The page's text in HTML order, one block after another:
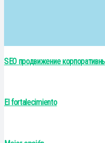
SEO продвижение
El fortalecimiento